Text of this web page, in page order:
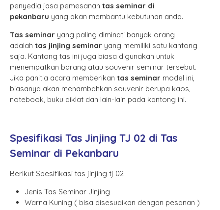
penyedia jasa pemesanan tas seminar di
pekanbaru yang akan membantu kebutuhan anda.
Tas seminar yang paling diminati banyak orang
adalah tas jinjing seminar yang memiliki satu kantong
saja. Kantong tas ini juga biasa digunakan untuk
menempatkan barang atau souvenir seminar tersebut.
Jika panitia acara memberikan tas seminar model ini,
biasanya akan menambahkan souvenir berupa kaos,
notebook, buku diklat dan lain-lain pada kantong ini.
Spesifikasi Tas Jinjing TJ 02 di Tas
Seminar di Pekanbaru
Berikut Spesifikasi tas jinjing tj 02
Jenis Tas Seminar Jinjing
Warna Kuning ( bisa disesuaikan dengan pesanan )